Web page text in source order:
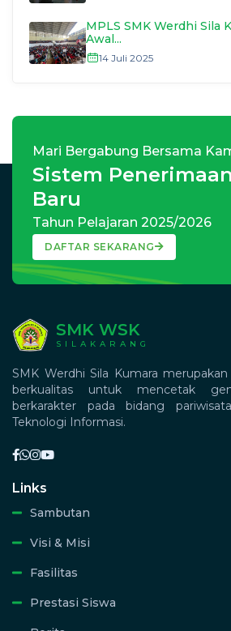
MPLS SMK Werdhi Sila
Awal...
14 Juli 2025
Mari Bergabung Bersama
Sistem
Baru
Tahun Pelajaran 2025/2026
DAFTAR SEKARANG
SMK WSK
SILAKARANG
SMK Werdhi Sila Kumara
berkualitas untuk mencetak
berkarakter pada bidang
Teknologi Informasi.
Links
Sambutan
Visi & Misi
Fasilitas
Prestasi Siswa